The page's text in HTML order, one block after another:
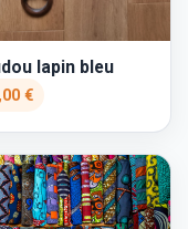
lapin bleu
€